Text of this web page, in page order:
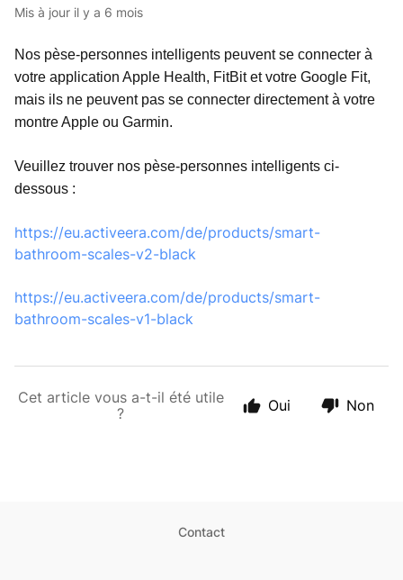
Mis à jour il y a 6 mois
Nos pèse-personnes intelligents peuvent se connecter à
votre application Apple Health, FitBit et votre Google Fit,
mais ils ne peuvent pas se connecter directement à votre
montre Apple ou Garmin.
Veuillez trouver nos pèse-personnes intelligents ci-
dessous :
https://eu.activeera.com/de/products/smart-
bathroom-scales-v2-black
https://eu.activeera.com/de/products/smart-
bathroom-scales-v1-black
Cet article vous a-t-il été utile
?
Oui Non
Contact